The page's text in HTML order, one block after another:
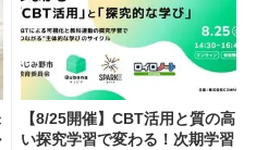
【8/25開催】CBT活用と質の高
い探究学習で変わる！次期学習